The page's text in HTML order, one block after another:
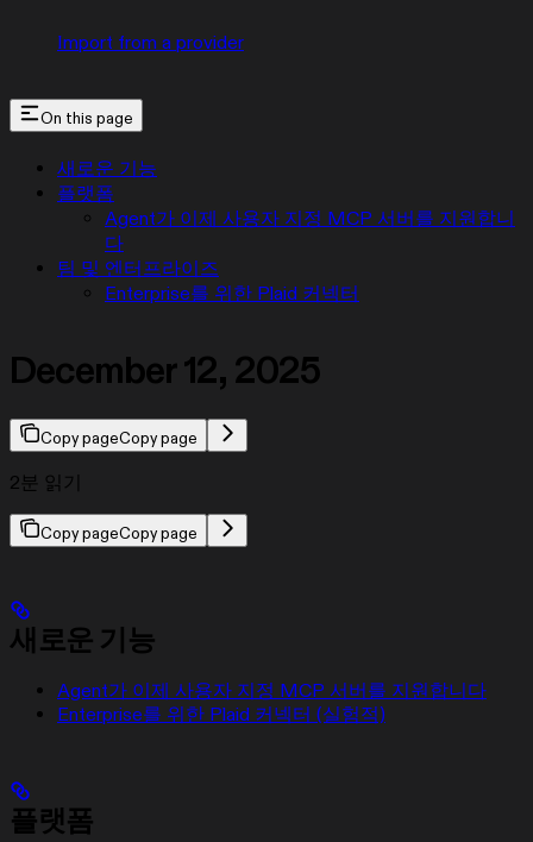
Import from a provider
On this page
새로운 기능
플랫폼
Agent가 이제 사용자 지정 MCP 서버를 지원합니
다
팀 및 엔터프라이즈
Enterprise를 위한 Plaid 커넥터
December 12, 2025
Copy pageCopy page
2분 읽기
Copy pageCopy page
새로운 기능
Agent가 이제 사용자 지정 MCP 서버를 지원합니다
Enterprise를 위한 Plaid 커넥터 (실험적)
플랫폼